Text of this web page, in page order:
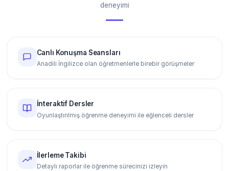
deneyimi
Canlı Konuşma Seansları
Anadili İngilizce olan öğretmenlerle birebir görüşmeler
İnteraktif Dersler
Oyunlaştırılmış öğrenme deneyimi ile eğlenceli dersler
İlerleme Takibi
Detaylı raporlar ile öğrenme sürecinizi izleyin